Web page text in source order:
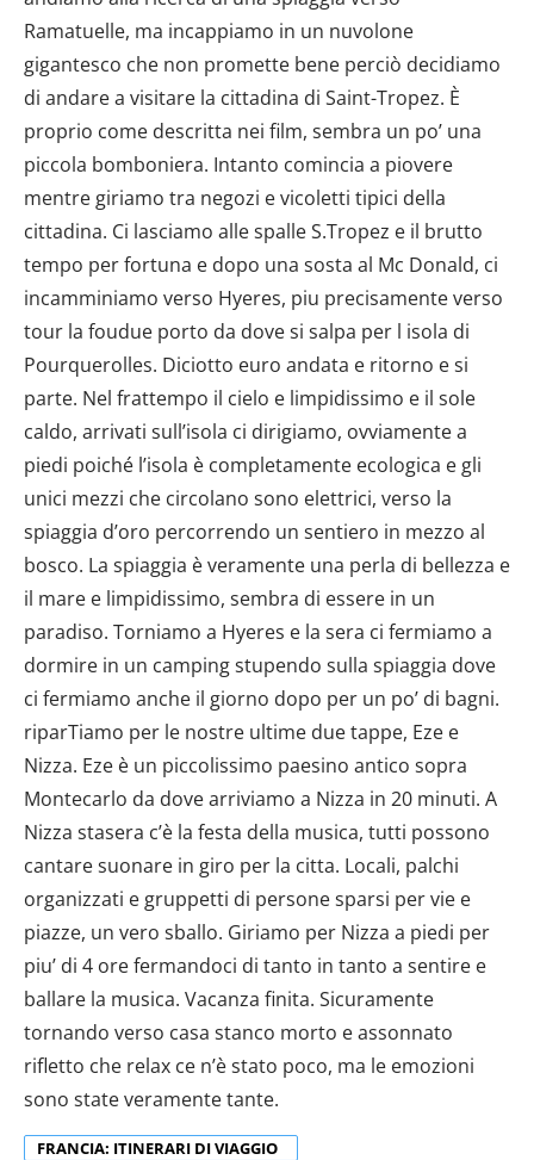
Ramatuelle, ma incappiamo in un nuvolone
gigantesco che non promette bene perciò decidiamo
di andare a visitare la cittadina di Saint-Tropez. È
proprio come descritta nei film, sembra un po’ una
piccola bomboniera. Intanto comincia a piovere
mentre giriamo tra negozi e vicoletti tipici della
cittadina. Ci lasciamo alle spalle S.Tropez e il brutto
tempo per fortuna e dopo una sosta al Mc Donald, ci
incamminiamo verso Hyeres, piu precisamente verso
tour la foudue porto da dove si salpa per l isola di
Pourquerolles. Diciotto euro andata e ritorno e si
parte. Nel frattempo il cielo e limpidissimo e il sole
caldo, arrivati sull’isola ci dirigiamo, ovviamente a
piedi poiché l’isola è completamente ecologica e gli
unici mezzi che circolano sono elettrici, verso la
spiaggia d’oro percorrendo un sentiero in mezzo al
bosco. La spiaggia è veramente una perla di bellezza e
il mare e limpidissimo, sembra di essere in un
paradiso. Torniamo a Hyeres e la sera ci fermiamo a
dormire in un camping stupendo sulla spiaggia dove
ci fermiamo anche il giorno dopo per un po’ di bagni.
riparTiamo per le nostre ultime due tappe, Eze e
Nizza. Eze è un piccolissimo paesino antico sopra
Montecarlo da dove arriviamo a Nizza in 20 minuti. A
Nizza stasera c’è la festa della musica, tutti possono
cantare suonare in giro per la citta. Locali, palchi
organizzati e gruppetti di persone sparsi per vie e
piazze, un vero sballo. Giriamo per Nizza a piedi per
piu’ di 4 ore fermandoci di tanto in tanto a sentire e
ballare la musica. Vacanza finita. Sicuramente
tornando verso casa stanco morto e assonnato
rifletto che relax ce n’è stato poco, ma le emozioni
sono state veramente tante.
FRANCIA: ITINERARI DI VIAGGIO